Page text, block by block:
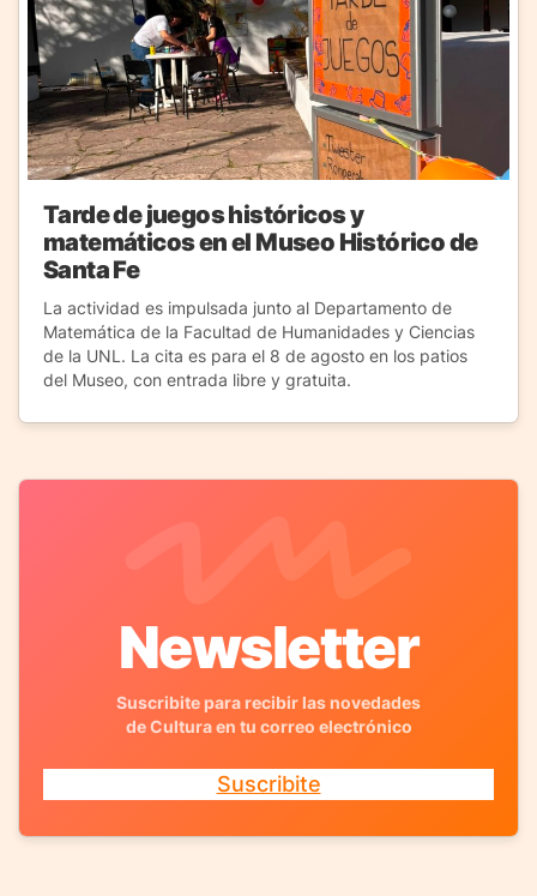
Tarde de juegos históricos y
matemáticos en el Museo Histórico de
Santa Fe
La actividad es impulsada junto al Departamento de
Matemática de la Facultad de Humanidades y Ciencias
de la UNL. La cita es para el 8 de agosto en los patios
del Museo, con entrada libre y gratuita.
Newsletter
Suscribite para recibir las novedades
de Cultura en tu correo electrónico
Suscribite